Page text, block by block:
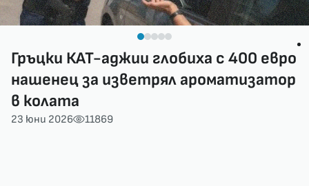
Гръцки КАТ-аджии глобиха с 400 евро
нашенец за изветрял ароматизатор
в колата
23 юни 2026 11869